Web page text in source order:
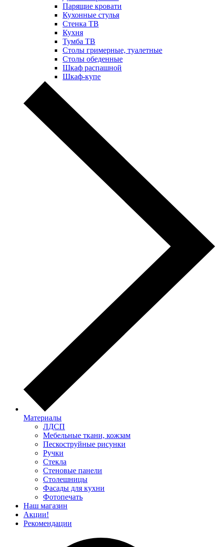
Парящие кровати
Кухонные стулья
Стенка ТВ
Кухня
Тумба ТВ
Столы гримерные, туалетные
Столы обеденные
Шкаф распашной
Шкаф-купе
Материалы
ЛДСП
Мебельные ткани, кожзам
Пескоструйные рисунки
Ручки
Стекла
Стеновые панели
Столешницы
Фасады для кухни
Фотопечать
Наш магазин
Акции!
Рекомендации